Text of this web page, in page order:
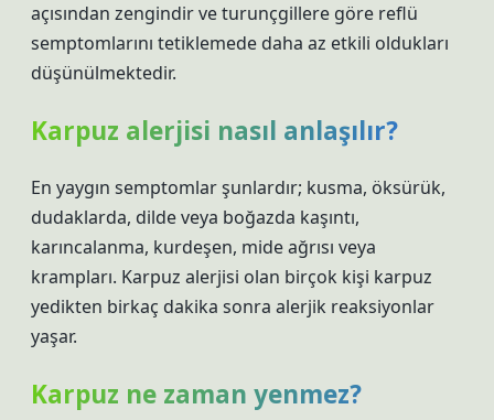
açısından zengindir ve turunçgillere göre reflü
semptomlarını tetiklemede daha az etkili oldukları
düşünülmektedir.
Karpuz alerjisi nasıl anlaşılır?
En yaygın semptomlar şunlardır; kusma, öksürük,
dudaklarda, dilde veya boğazda kaşıntı,
karıncalanma, kurdeşen, mide ağrısı veya
krampları. Karpuz alerjisi olan birçok kişi karpuz
yedikten birkaç dakika sonra alerjik reaksiyonlar
yaşar.
Karpuz ne zaman yenmez?